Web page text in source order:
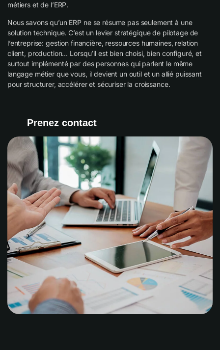
métiers et de l’ERP.
Nous savons qu’un ERP ne se résume pas seulement à une
solution technique. C’est un levier stratégique de pilotage de
l’entreprise: gestion financière, ressources humaines, relation
client, production… Lorsqu’il est bien choisi, bien configuré, et
surtout implémenté par des personnes qui parlent le même
langage métier que vous, il devient un outil et un allié puissant
pour structurer, accélérer et sécuriser la croissance.
Prenez contact